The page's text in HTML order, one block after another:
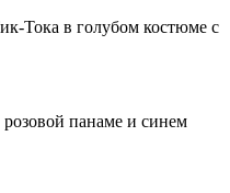
Тока в голубом костюме с
панаме и синем